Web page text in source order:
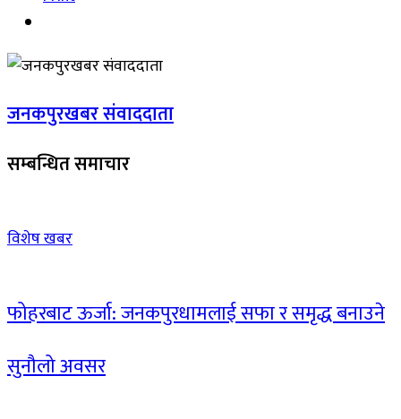
जनकपुरखबर संवाददाता
सम्बन्धित समाचार
विशेष खबर
फोहरबाट ऊर्जा: जनकपुरधामलाई सफा र समृद्ध बनाउने
सुनौलो अवसर